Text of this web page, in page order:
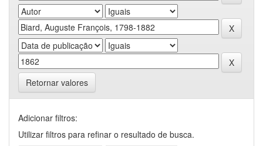
Retornar valores
Adicionar filtros:
Utilizar filtros para refinar o resultado de busca.